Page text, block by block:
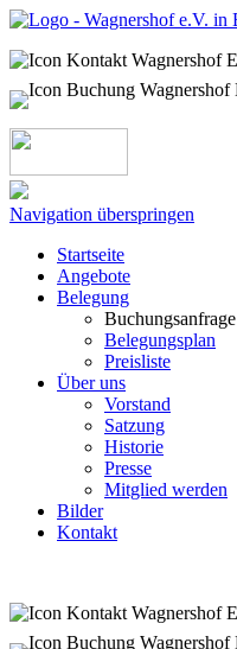
Navigation überspringen
Startseite
Angebote
Belegung
Buchungsanfrage
Belegungsplan
Preisliste
Über uns
Vorstand
Satzung
Historie
Presse
Mitglied werden
Bilder
Kontakt